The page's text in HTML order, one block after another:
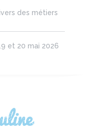
des métiers
et 20 mai 2026